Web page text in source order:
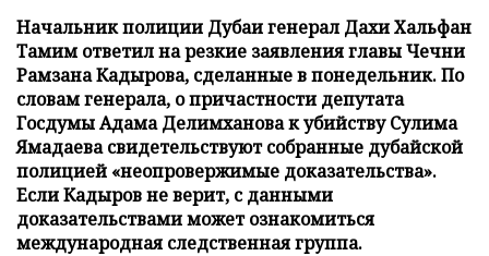
Начальник полиции Дубаи генерал Дахи Хальфан
Тамим ответил на резкие заявления главы Чечни
Рамзана Кадырова, сделанные в понедельник. По
словам генерала, о причастности депутата
Госдумы Адама Делимханова к убийству Сулима
Ямадаева свидетельствуют собранные дубайской
полицией «неопровержимые доказательства».
Если Кадыров не верит, с данными
доказательствами может ознакомиться
международная следственная группа.